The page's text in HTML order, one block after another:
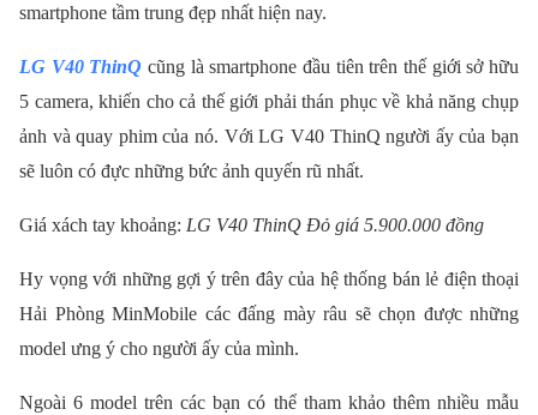
smartphone tầm trung đẹp nhất hiện nay.
LG V40 ThinQ cũng là smartphone đầu tiên trên thế giới sở hữu
5 camera, khiến cho cả thế giới phải thán phục về khả năng chụp
ảnh và quay phim của nó. Với LG V40 ThinQ người ấy của bạn
sẽ luôn có đực những bức ảnh quyến rũ nhất.
Giá xách tay khoảng: LG V40 ThinQ Đỏ giá 5.900.000 đồng
Hy vọng với những gợi ý trên đây của hệ thống bán lẻ điện thoại
Hải Phòng MinMobile các đấng mày râu sẽ chọn được những
model ưng ý cho người ấy của mình.
Ngoài 6 model trên các bạn có thể tham khảo thêm nhiều mẫu